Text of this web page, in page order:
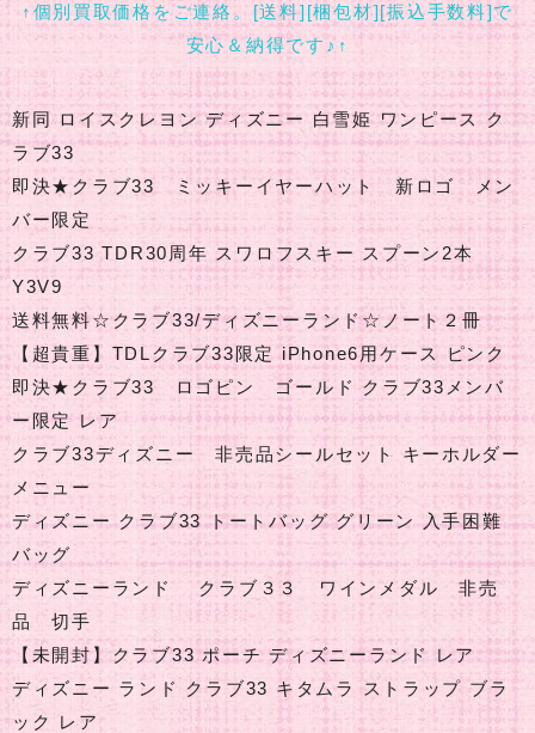
↑個別買取価格をご連絡。[送料][梱包材][振込手数料]で
安心＆納得です♪↑
新同 ロイスクレヨン ディズニー 白雪姫 ワンピース ク
ラブ33
即決★クラブ33 ミッキーイヤーハット 新ロゴ メン
バー限定
クラブ33 TDR30周年 スワロフスキー スプーン2本
Y3V9
送料無料☆クラブ33/ディズニーランド☆ノート２冊
【超貴重】TDLクラブ33限定 iPhone6用ケース ピンク
即決★クラブ33 ロゴピン ゴールド クラブ33メンバ
ー限定 レア
クラブ33ディズニー 非売品シールセット キーホルダー
メニュー
ディズニー クラブ33 トートバッグ グリーン 入手困難
バッグ
ディズニーランド クラブ３３ ワインメダル 非売
品 切手
【未開封】クラブ33 ポーチ ディズニーランド レア
ディズニー ランド クラブ33 キタムラ ストラップ ブラ
ック レア